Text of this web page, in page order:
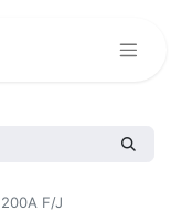
200A F/J